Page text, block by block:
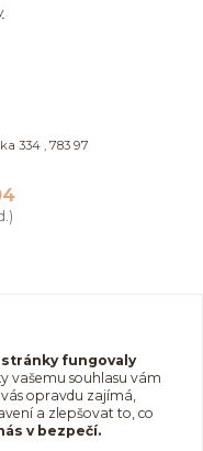
334 , 783 97
stránky fungovaly
vašemu souhlasu vám
opravdu zajímá,
a zlepšovat to, co
v bezpečí.